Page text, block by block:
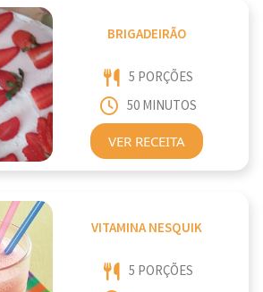
BRIGADEIRÃO
5 PORÇÕES
50 MINUTOS
VER RECEITA
VITAMINA NESQUIK
5 PORÇÕES